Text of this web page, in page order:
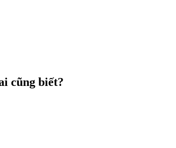
cũng biết?